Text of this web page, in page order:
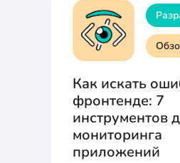
результат.
Как искать
фронтенде: 7
инструментов
мониторинга
приложений